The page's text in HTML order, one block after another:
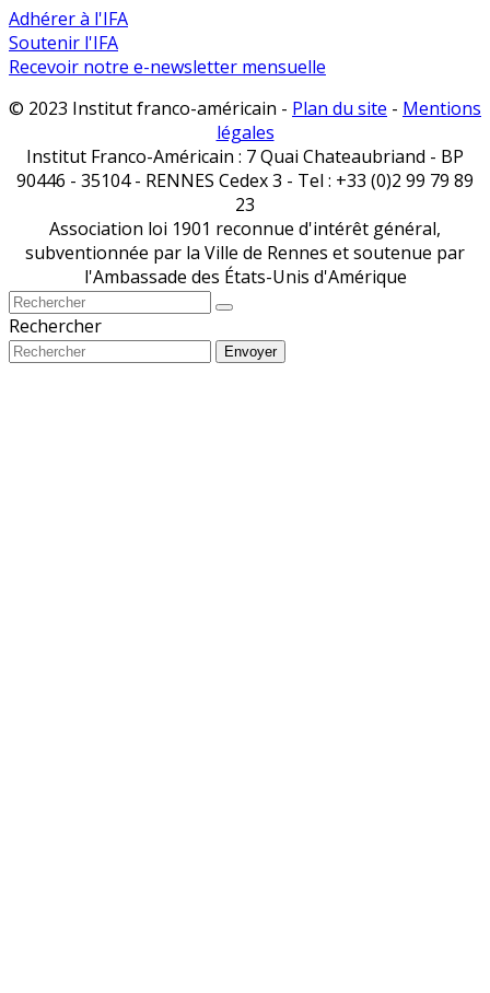
Adhérer à l'IFA
Soutenir l'IFA
Recevoir notre e-newsletter mensuelle
© 2023 Institut franco-américain - Plan du site - Mentions
légales
Institut Franco-Américain : 7 Quai Chateaubriand - BP
90446 - 35104 - RENNES Cedex 3 - Tel : +33 (0)2 99 79 89
23
Association loi 1901 reconnue d'intérêt général,
subventionnée par la Ville de Rennes et soutenue par
l'Ambassade des États-Unis d'Amérique
Rechercher
Envoyer